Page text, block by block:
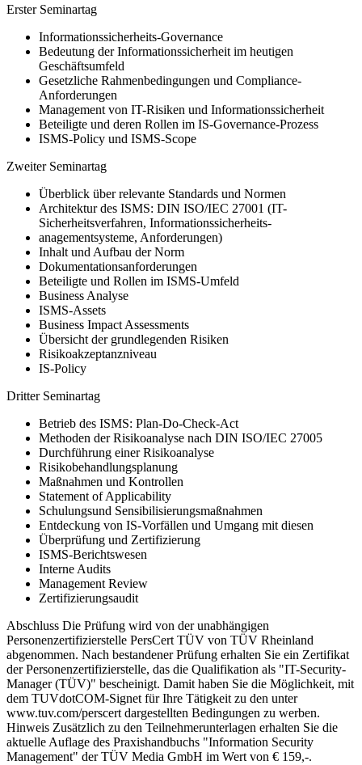
Erster Seminartag
Informationssicherheits-Governance
Bedeutung der Informationssicherheit im heutigen
Geschäftsumfeld
Gesetzliche Rahmenbedingungen und Compliance-
Anforderungen
Management von IT-Risiken und Informationssicherheit
Beteiligte und deren Rollen im IS-Governance-Prozess
ISMS-Policy und ISMS-Scope
Zweiter Seminartag
Überblick über relevante Standards und Normen
Architektur des ISMS: DIN ISO/IEC 27001 (IT-
Sicherheitsverfahren, Informationssicherheits-
anagementsysteme, Anforderungen)
Inhalt und Aufbau der Norm
Dokumentationsanforderungen
Beteiligte und Rollen im ISMS-Umfeld
Business Analyse
ISMS-Assets
Business Impact Assessments
Übersicht der grundlegenden Risiken
Risikoakzeptanzniveau
IS-Policy
Dritter Seminartag
Betrieb des ISMS: Plan-Do-Check-Act
Methoden der Risikoanalyse nach DIN ISO/IEC 27005
Durchführung einer Risikoanalyse
Risikobehandlungsplanung
Maßnahmen und Kontrollen
Statement of Applicability
Schulungsund Sensibilisierungsmaßnahmen
Entdeckung von IS-Vorfällen und Umgang mit diesen
Überprüfung und Zertifizierung
ISMS-Berichtswesen
Interne Audits
Management Review
Zertifizierungsaudit
Abschluss Die Prüfung wird von der unabhängigen
Personenzertifizierstelle PersCert TÜV von TÜV Rheinland
abgenommen. Nach bestandener Prüfung erhalten Sie ein Zertifikat
der Personenzertifizierstelle, das die Qualifikation als "IT-Security-
Manager (TÜV)" bescheinigt. Damit haben Sie die Möglichkeit, mit
dem TUVdotCOM-Signet für Ihre Tätigkeit zu den unter
www.tuv.com/perscert dargestellten Bedingungen zu werben.
Hinweis Zusätzlich zu den Teilnehmerunterlagen erhalten Sie die
aktuelle Auflage des Praxishandbuchs "Information Security
Management" der TÜV Media GmbH im Wert von € 159,-.